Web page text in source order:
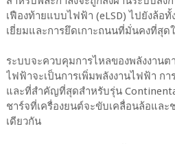
เฟืองท้ายแบบไฟฟ้า (eLSD) ไปยังล้อทั้
เยี่ยมและการยึดเกาะถนนที่มั่นคงที่สุ
ระบบจะควบคุมการไหลของพลังงาน
ไฟฟ้าจะเป็นการเพิ่มพลังงานไฟฟ้า ก
และที่สำคัญที่สุดสำหรับรุ่น
ชาร์จที่เครื่องยนต์จะขับเคลื่อนล้อและ
เดียวกัน